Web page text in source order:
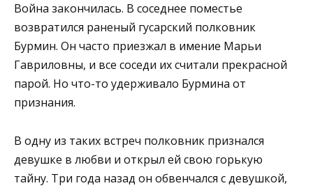
Война закончилась. В соседнее поместье
возвратился раненый гусарский полковник
Бурмин. Он часто приезжал в имение Марьи
Гавриловны, и все соседи их считали прекрасной
парой. Но что-то удерживало Бурмина от
признания.
В одну из таких встреч полковник признался
девушке в любви и открыл ей свою горькую
тайну. Три года назад он обвенчался с девушкой,